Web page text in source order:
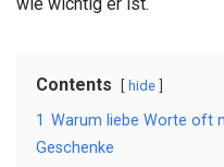
Contents hide
1 Warum liebe Worte oft
Geschenke